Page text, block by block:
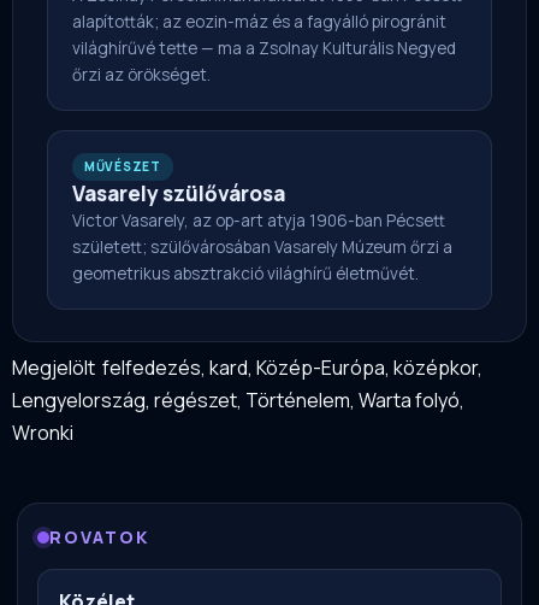
alapították; az eozin-máz és a fagyálló pirogránit
világhírűvé tette — ma a Zsolnay Kulturális Negyed
őrzi az örökséget.
MŰVÉSZET
Vasarely szülővárosa
Victor Vasarely, az op-art atyja 1906-ban Pécsett
született; szülővárosában Vasarely Múzeum őrzi a
geometrikus absztrakció világhírű életművét.
Megjelölt felfedezés,kard,Közép-Európa,középkor,
Lengyelország, régészet, Történelem, Warta folyó,
Wronki
ROVATOK